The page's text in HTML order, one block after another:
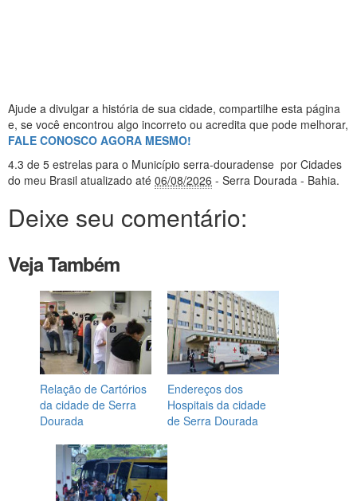
Ajude a divulgar a história de sua cidade, compartilhe esta página
e, se você encontrou algo incorreto ou acredita que pode melhorar,
FALE CONOSCO AGORA MESMO!
4.3 de 5 estrelas para o Município serra-douradense por Cidades
do meu Brasil atualizado até 06/08/2026 - Serra Dourada - Bahia.
Deixe seu comentário:
Veja Também
Relação de Cartórios
da cidade de Serra
Dourada
Endereços dos
Hospitais da cidade
de Serra Dourada